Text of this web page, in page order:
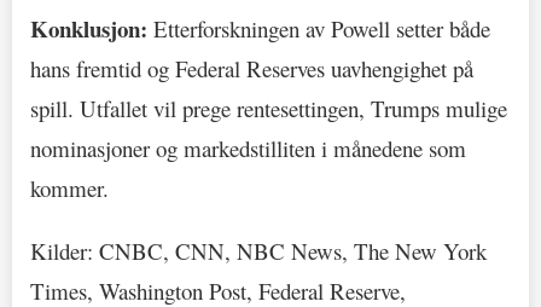
Konklusjon: Etterforskningen av Powell setter både
hans fremtid og Federal Reserves uavhengighet på
spill. Utfallet vil prege rentesettingen, Trumps mulige
nominasjoner og markedstilliten i månedene som
kommer.
Kilder: CNBC, CNN, NBC News, The New York
Times, Washington Post, Federal Reserve,